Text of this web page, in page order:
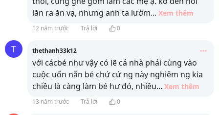
lăn ra ăn vạ, nhưng anh ta lườm... Xem thêm
12 năm trước Trả lời 0
T thethanh33k12
với cácbé như vậy có lẽ cả nhà phải cùng vào
cuộc uốn nắn bé chứ cứ ng này nghiêm ng kia
chiều là càng làm bé hư đó, nhiều... Xem thêm
13 năm trước Trả lời 0